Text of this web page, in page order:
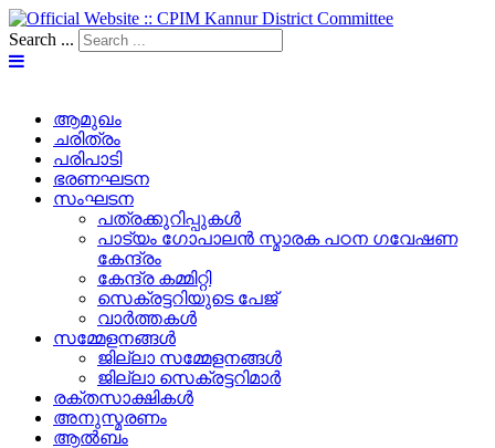
Search ...
ആമുഖം
ചരിത്രം
പരിപാടി
ഭരണഘടന
സംഘടന
പത്രക്കുറിപ്പുകള്‍
പാട്യം ഗോപാലൻ സ്മാരക പഠന ഗവേഷണ
കേന്ദ്രം
കേന്ദ്ര കമ്മിറ്റി
സെക്രട്ടറിയുടെ പേജ്‌
വാർത്തകൾ
സമ്മേളനങ്ങൾ
ജില്ലാ സമ്മേളനങ്ങൾ
ജില്ലാ സെക്രട്ടറിമാർ
രക്തസാക്ഷികൾ
അനുസ്മരണം
ആൽബം